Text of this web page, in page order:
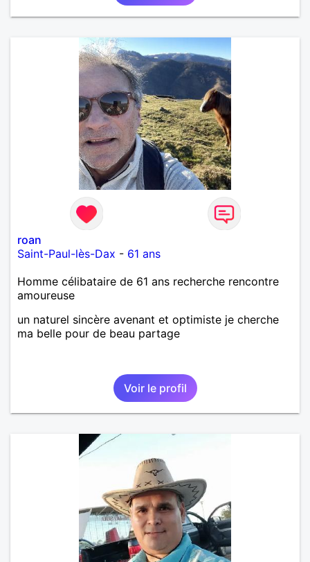
roan
Saint-Paul-lès-Dax - 61 ans
Homme célibataire de 61 ans recherche rencontre
amoureuse
un naturel sincère avenant et optimiste je cherche
ma belle pour de beau partage
Voir le profil